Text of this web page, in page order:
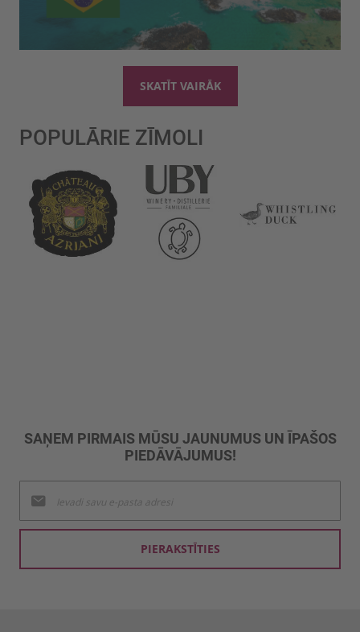
SKATĪT VAIRĀK
POPULĀRIE ZĪMOLI
SAŅEM PIRMAIS MŪSU JAUNUMUS UN ĪPAŠOS
PIEDĀVĀJUMUS!
jaunumu
saņemšanai:
PIERAKSTĪTIES